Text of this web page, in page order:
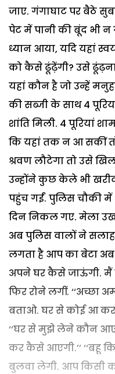
जाए. गंगाघाट पर बैठे
पेट में पानी की बूंद भी न
ध्यान आया, यदि यहां
को कैसे ढूंढ़ेंगी? उसे
यहां कौन है जो उन्हें
की सब्जी के साथ 4
शांति मिली. 4 पूरियां
कि यहां तक न आ सकीं
श्रवण लौटेगा तो उसे
उन्होंने कुछ केले भी
पहुंच गईं. पुलिस चौकी
दिन निकल गए. मेला
अब पुलिस वालों ने सलाह
लगता है आप का बेटा अब
अपने घर कैसे जाऊंगी. मैं
फिर रोने लगीं. ‘‘अच्छा
बताओ. घर से कोई आ कर
‘‘घर से मुझे लेने कौन
कर कैसे आएगी.’’ ‘‘बहू
बुलवा लेगी. आप किसी